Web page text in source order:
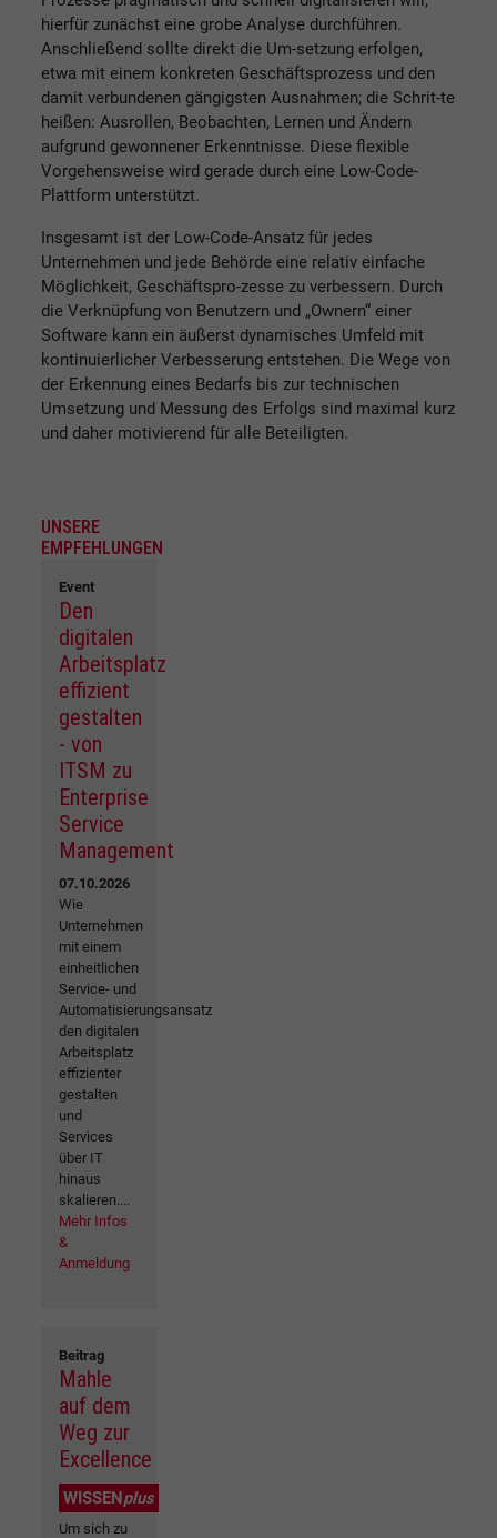
hierfür zunächst eine grobe Analyse durchführen.
Anschließend sollte direkt die Um-setzung erfolgen,
etwa mit einem konkreten Geschäftsprozess und den
damit verbundenen gängigsten Ausnahmen; die Schrit-te
heißen: Ausrollen, Beobachten, Lernen und Ändern
aufgrund gewonnener Erkenntnisse. Diese flexible
Vorgehensweise wird gerade durch eine Low-Code-
Plattform unterstützt.
Insgesamt ist der Low-Code-Ansatz für jedes
Unternehmen und jede Behörde eine relativ einfache
Möglichkeit, Geschäftspro-zesse zu verbessern. Durch
die Verknüpfung von Benutzern und „Ownern“ einer
Software kann ein äußerst dynamisches Umfeld mit
kontinuierlicher Verbesserung entstehen. Die Wege von
der Erkennung eines Bedarfs bis zur technischen
Umsetzung und Messung des Erfolgs sind maximal kurz
und daher motivierend für alle Beteiligten.
UNSERE
EMPFEHLUNGEN
Event
Den
digitalen
Arbeitsplatz
effizient
gestalten
- von
ITSM zu
Enterprise
Service
Management
07.10.2026
Wie
Unternehmen
mit einem
einheitlichen
Service- und
Automatisierungsansatz
den digitalen
Arbeitsplatz
effizienter
gestalten
und
Services
über IT
hinaus
skalieren....
Mehr Infos
&
Anmeldung
Beitrag
Mahle
auf dem
Weg zur
Excellence
WISSENplus
Um sich zu